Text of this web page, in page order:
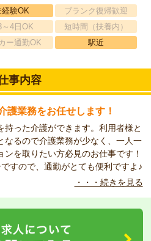
経験OK
ブランク復帰歓迎
～4日OK
短時間（扶養内）
ー通勤OK 駅近
事内容
護業務をお任せします！
った介護ができます。利用者様と
なるので介護業務が少なく、一人一
を取りたい方必見のお仕事です！
すので、通勤がとても便利ですよ♪
だける方をお待ちしています！
・・・続きを見る